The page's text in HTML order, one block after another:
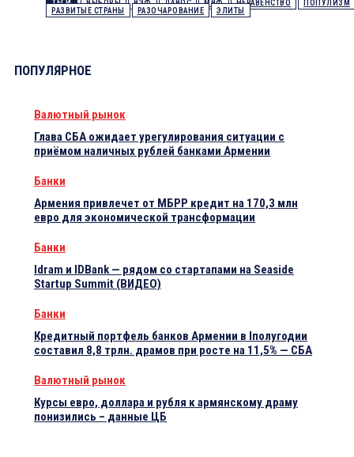
ТЕГИ ВЫБОРЫ ВЭФ ДАВОС МВФ НЕРАВЕНСТВО
ПОПУЛИЗМ
РАЗВИТЫЕ СТРАНЫ
РАЗОЧАРОВАНИЕ ЭЛИТЫ
ПОПУЛЯРНОЕ
Валютный рынок
Глава СБА ожидает урегулирования ситуации с
приёмом наличных рублей банками Армении
Банки
Армения привлечет от МБРР кредит на 170,3 млн
евро для экономической трансформации
Банки
Idram и IDBank — рядом со стартапами на Seaside
Startup Summit (ВИДЕО)
Банки
Кредитный портфель банков Армении в Iполугодии
составил 8,8 трлн. драмов при росте на 11,5% — СБА
Валютный рынок
Курсы евро, доллара и рубля к армянскому драму
понизились – данные ЦБ